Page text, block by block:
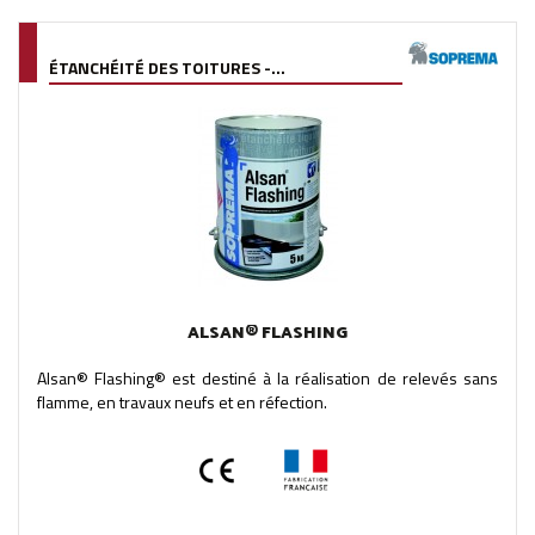
ÉTANCHÉITÉ DES TOITURES -...
ALSAN® FLASHING
Alsan® Flashing® est destiné à la réalisation de relevés sans
flamme, en travaux neufs et en réfection.